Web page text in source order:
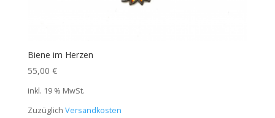
Biene im Herzen
55,00 €
inkl. 19 % MwSt.
Zuzüglich Versandkosten